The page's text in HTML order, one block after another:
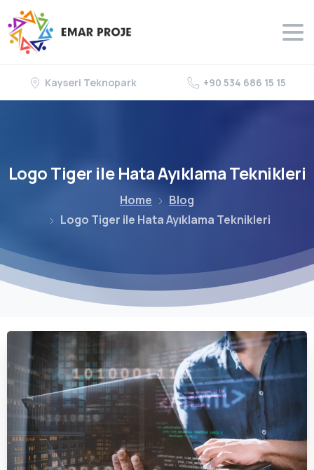
Kayseri Teknopark +90 534 686 15 15
LogoTiger ile HataAyıklamaTeknikleri
Home
Blog
Logo Tiger ile Hata Ayıklama Teknikleri